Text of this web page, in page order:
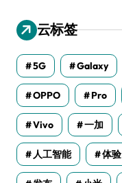
云标签
5G Galaxy
OPPO Pro
Vivo 一加
人工智能 体验